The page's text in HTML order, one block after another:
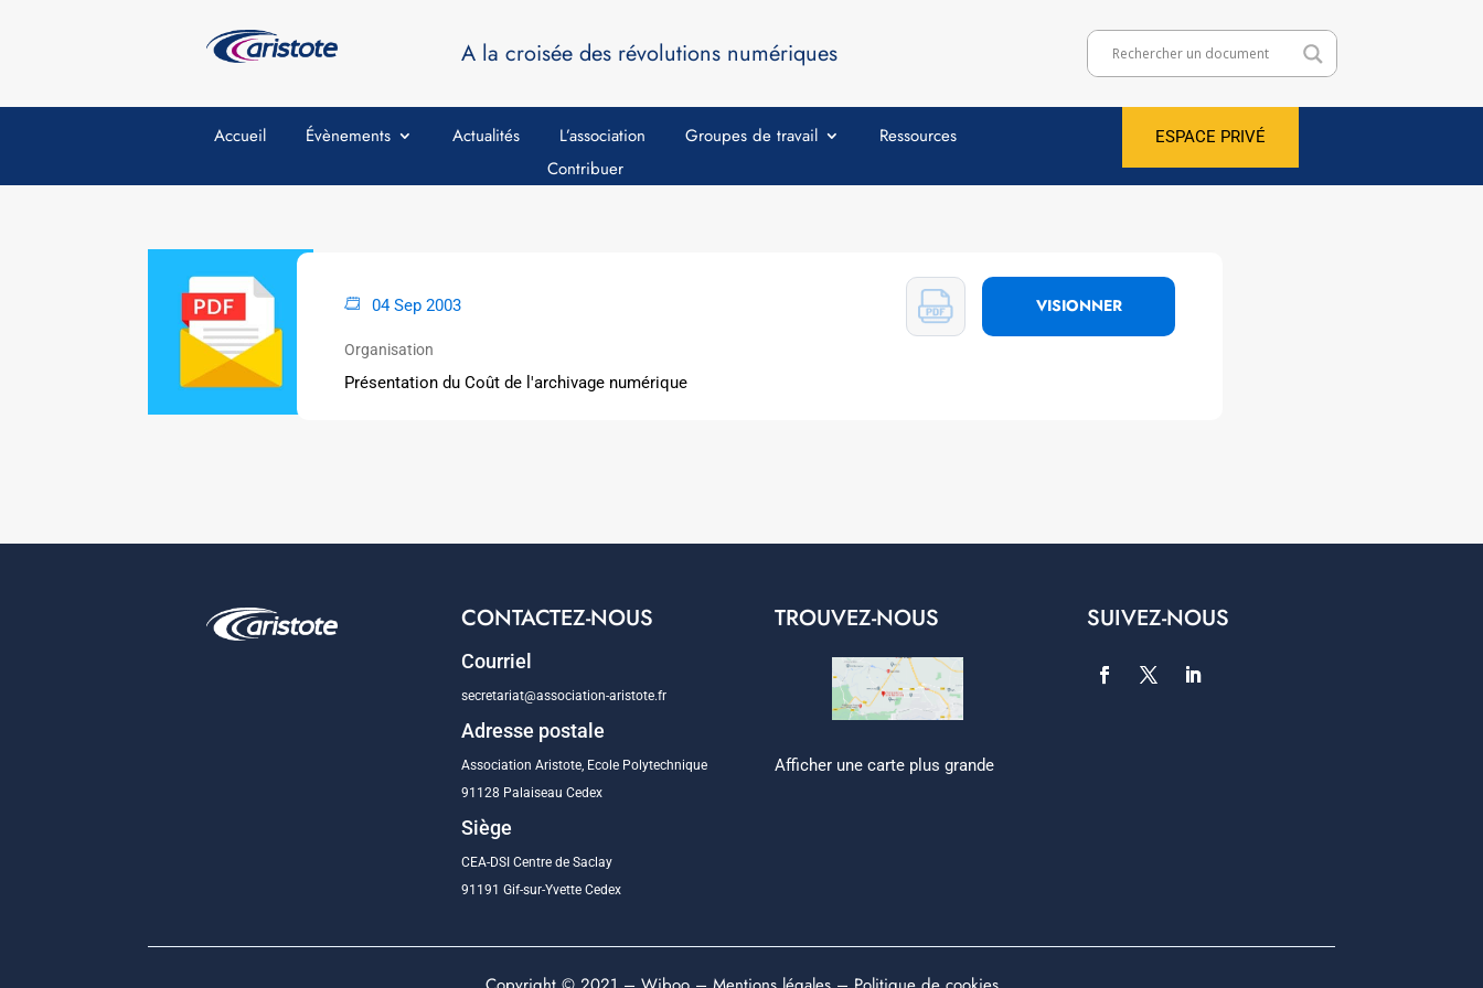
A la croisée des révolutions numériques
Accueil Évènements Actualités L’association Groupes de travail
Ressources
Contribuer
ESPACE PRIVÉ
04 Sep 2003 VISIONNER
Organisation
Présentation du Coût de l'archivage numérique
CONTACTEZ-NOUS
Courriel
secretariat@association-aristote.fr
Adresse postale
Association Aristote, Ecole Polytechnique
91128 Palaiseau Cedex
Siège
CEA-DSI Centre de Saclay
91191 Gif-sur-Yvette Cedex
TROUVEZ-NOUS
Afficher une carte plus grande
SUIVEZ-NOUS